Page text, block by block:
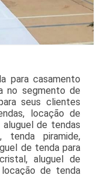
para casamento
no segmento de
seus clientes
locação de
de tendas
tenda piramide,
de tenda para
aluguel de
de tenda